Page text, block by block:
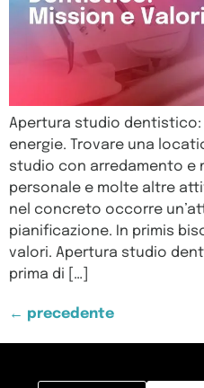
Apertura studio dentistico:
energie. Trovare una
studio con arredamento e
personale e molte altre
nel concreto occorre
pianificazione. In primis
valori. Apertura studio
prima di […]
← precedente